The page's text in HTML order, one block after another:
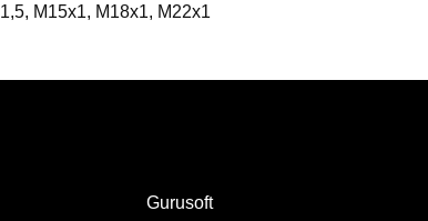
M15x1, M18x1, M22x1
Gurusoft